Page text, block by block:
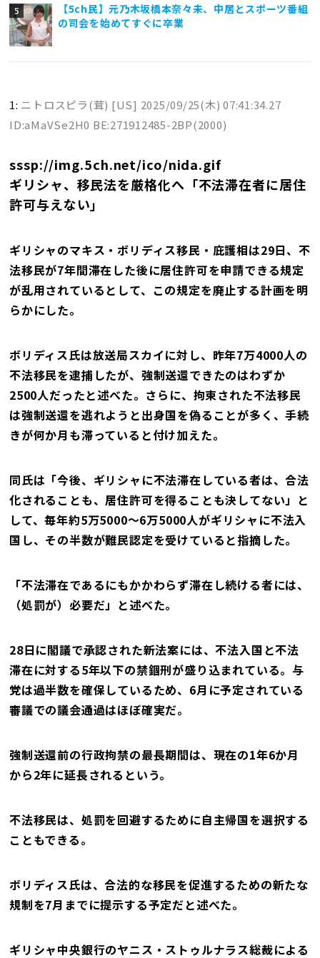
【5ch民】元乃木坂橋本奈々未、中居とスポーツ番組
の司会を始めてすぐに卒業
1: ニトロスピラ(茸) [US] 2025/09/25(木) 07:41:34.27
ID:aMaVSe2H0 BE:271912485-2BP(2000)
sssp://img.5ch.net/ico/nida.gif
ギリシャ、移民法を厳格化へ「不法滞在者に居住
許可与えない」
ギリシャのマキス・ボリディス移民・庇護相は29日、不
法移民が7年間滞在した後に居住許可を申請できる規定
が乱用されているとして、この規定を廃止する計画を明
らかにした。
ボリディス氏は放送局スカイに対し、昨年7万4000人の
不法移民を逮捕したが、強制送還できたのはわずか
2500人だったと述べた。さらに、拘束された不法移民
は強制送還を逃れようと出身国を偽ることが多く、手続
きが何か月も滞っていると付け加えた。
同氏は「今後、ギリシャに不法滞在している者は、合法
化されることも、居住許可を得ることも決してない」と
して、毎年約5万5000～6万5000人がギリシャに不法入
国し、その半数が難民認定を受けていると指摘した。
「不法滞在であるにもかかわらず滞在し続ける者には、
（処罰が）必要だ」と述べた。
28日に閣議で承認された新法案には、不法入国と不法
滞在に対する5年以下の禁錮刑が盛り込まれている。与
党は過半数を確保しているため、6月に予定されている
審議での議会通過はほぼ確実だ。
強制送還前の行政拘禁の最長期間は、現在の1年6か月
から2年に延長されるという。
不法移民は、処罰を回避するために自主帰国を選択する
こともできる。
ボリディス氏は、合法的な移民を促進するための新たな
規制を7月までに提示する予定だと述べた。
ギリシャ中央銀行のヤニス・ストゥルナラス総裁による